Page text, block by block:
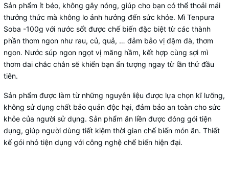
Sản phẩm ít béo, không gây nóng, giúp cho bạn có thể thoải mái
thưởng thức mà không lo ảnh hưởng đến sức khỏe. Mì Tenpura
Soba -100g với nước sốt được chế biến đặc biệt từ các thành
phần thơm ngon như rau, củ, quả, … đảm bảo vị đậm đà, thơm
ngon. Nước súp ngon ngọt vị măng hầm, kết hợp cùng sợi mì
thơm dai chắc chắn sẽ khiến bạn ấn tượng ngay từ lần thử đầu
tiên.
Sản phẩm được làm từ những nguyên liệu được lựa chọn kĩ lưỡng,
không sử dụng chất bảo quản độc hại, đảm bảo an toàn cho sức
khỏe của người sử dụng. Sản phẩm ăn liền được đóng gói tiện
dụng, giúp người dùng tiết kiệm thời gian chế biến món ăn. Thiết
kế gói nhỏ tiện dụng với công nghệ chế biến hiện đại.